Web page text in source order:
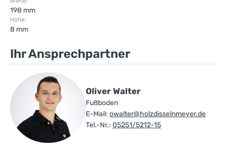
198 mm
Höhe:
8 mm
Ihr Ansprechpartner
Oliver Walter
Fußboden
E-Mail: owalter@holzdisselnmeyer.de
Tel.-Nr.: 05251/5212-15